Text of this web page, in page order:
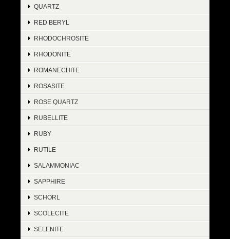
QUARTZ
RED BERYL
RHODOCHROSITE
RHODONITE
ROMANECHITE
ROSASITE
ROSE QUARTZ
RUBELLITE
RUBY
RUTILE
SALAMMONIAC
SAPPHIRE
SCHORL
SCOLECITE
SELENITE